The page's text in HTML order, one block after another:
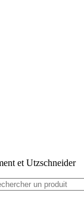
et Utzschneider